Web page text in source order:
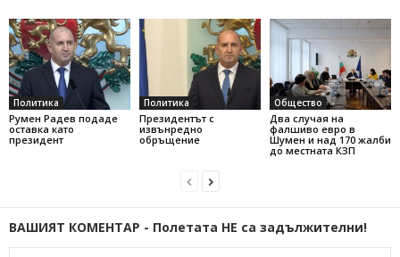
Политика
Румен Радев подаде
оставка като
президент
Политика
Президентът с
извънредно
обръщение
Общество
Два случая на
фалшиво евро в
Шумен и над 170 жалби
до местната КЗП
ВАШИЯТ КОМЕНТАР - Полетата НЕ са задължителни!